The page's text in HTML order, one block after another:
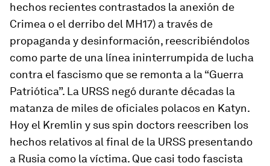
hechos recientes contrastados la anexión de
Crimea o el derribo del MH17) a través de
propaganda y desinformación, reescribiéndolos
como parte de una línea ininterrumpida de lucha
contra el fascismo que se remonta a la “Guerra
Patriótica”. La URSS negó durante décadas la
matanza de miles de oficiales polacos en Katyn.
Hoy el Kremlin y sus spin doctors reescriben los
hechos relativos al final de la URSS presentando
a Rusia como la víctima. Que casi todo fascista